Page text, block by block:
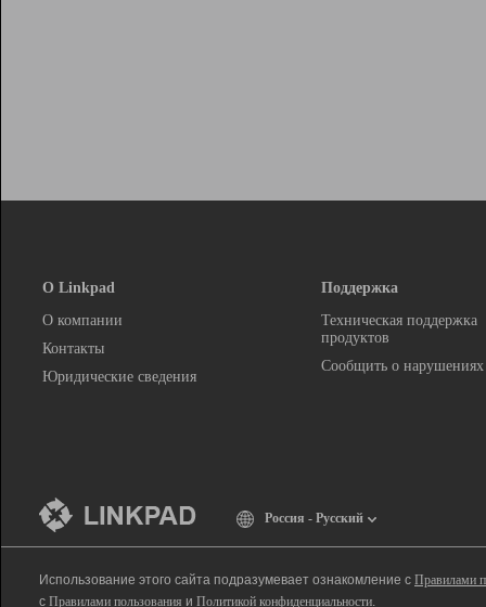
О Linkpad
О компании
Контакты
Юридические сведения
Поддержка
Техническая поддержка
продуктов
Сообщить о нарушениях
Россия - Русский
Использование этого сайта подразумевает ознакомление с Правилами
с Правилами пользования и Политикой конфиденциальности.